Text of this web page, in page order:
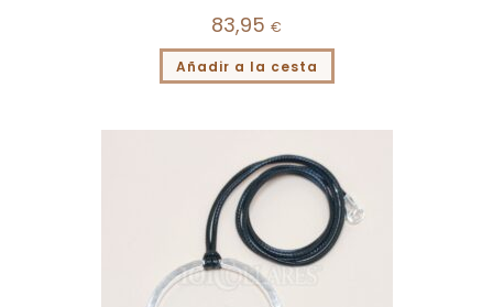
83,95 €
Añadir a la cesta